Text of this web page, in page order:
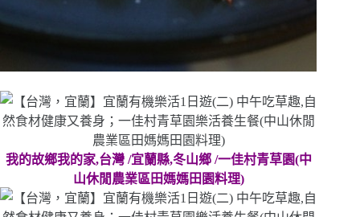
我的故鄉我的家,台灣 /宜蘭縣,冬山鄉 /一佳村青草園(中
山休閒農業區田媽媽田園料理)